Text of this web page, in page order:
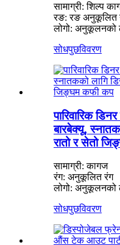
सामाग्री: शिल्प
रङ: रङ अनुकूलित
लोगो: अनुकूलनको
सोधपुछविवरण
पारिवारिक
बारबेक्यू,
रातो र सेतो
सामाग्री: कागज
रंग: अनुकूलित रंग
लोगो: अनुकूलनको
सोधपुछविवरण